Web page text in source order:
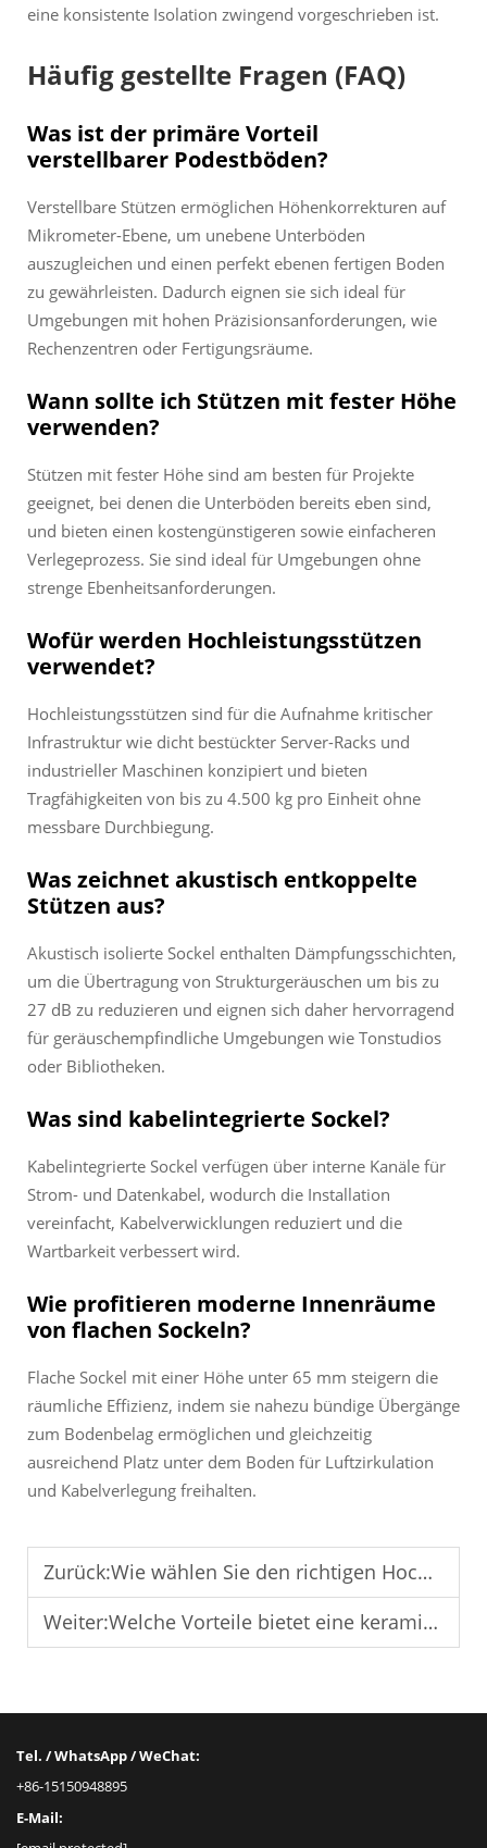
eine konsistente Isolation zwingend vorgeschrieben ist.
Häufig gestellte Fragen (FAQ)
Was ist der primäre Vorteil
verstellbarer Podestböden?
Verstellbare Stützen ermöglichen Höhenkorrekturen auf
Mikrometer-Ebene, um unebene Unterböden
auszugleichen und einen perfekt ebenen fertigen Boden
zu gewährleisten. Dadurch eignen sie sich ideal für
Umgebungen mit hohen Präzisionsanforderungen, wie
Rechenzentren oder Fertigungsräume.
Wann sollte ich Stützen mit fester Höhe
verwenden?
Stützen mit fester Höhe sind am besten für Projekte
geeignet, bei denen die Unterböden bereits eben sind,
und bieten einen kostengünstigeren sowie einfacheren
Verlegeprozess. Sie sind ideal für Umgebungen ohne
strenge Ebenheitsanforderungen.
Wofür werden Hochleistungsstützen
verwendet?
Hochleistungsstützen sind für die Aufnahme kritischer
Infrastruktur wie dicht bestückter Server-Racks und
industrieller Maschinen konzipiert und bieten
Tragfähigkeiten von bis zu 4.500 kg pro Einheit ohne
messbare Durchbiegung.
Was zeichnet akustisch entkoppelte
Stützen aus?
Akustisch isolierte Sockel enthalten Dämpfungsschichten,
um die Übertragung von Strukturgeräuschen um bis zu
27 dB zu reduzieren und eignen sich daher hervorragend
für geräuschempfindliche Umgebungen wie Tonstudios
oder Bibliotheken.
Was sind kabelintegrierte Sockel?
Kabelintegrierte Sockel verfügen über interne Kanäle für
Strom- und Datenkabel, wodurch die Installation
vereinfacht, Kabelverwicklungen reduziert und die
Wartbarkeit verbessert wird.
Wie profitieren moderne Innenräume
von flachen Sockeln?
Flache Sockel mit einer Höhe unter 65 mm steigern die
räumliche Effizienz, indem sie nahezu bündige Übergänge
zum Bodenbelag ermöglichen und gleichzeitig
ausreichend Platz unter dem Boden für Luftzirkulation
und Kabelverlegung freihalten.
Zurück:Wie wählen Sie den richtigen Hochboden für Ihr Projekt aus?
Weiter:Welche Vorteile bietet eine keramische Oberfläche bei Podestböden?
Tel. / WhatsApp / WeChat:
+86-15150948895
E-Mail: